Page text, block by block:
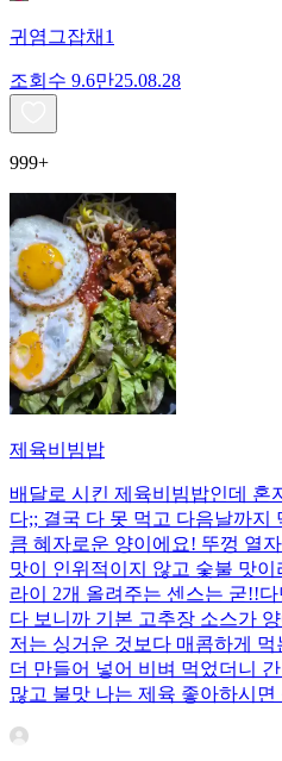
귀염그잡채1
조회수 9.6만25.08.28
999+
제육비빔밥
배달로 시킨 제육비빔밥인데 혼
다;; 결국 다 못 먹고 다음날까지
큼 혜자로운 양이에요! 뚜껑 열
맛이 인위적이지 않고 숯불 맛
라이 2개 올려주는 센스는 굳!!
다 보니까 기본 고추장 소스가
저는 싱거운 것보다 매콤하게
더 만들어 넣어 비벼 먹었더니
많고 불맛 나는 제육 좋아하시